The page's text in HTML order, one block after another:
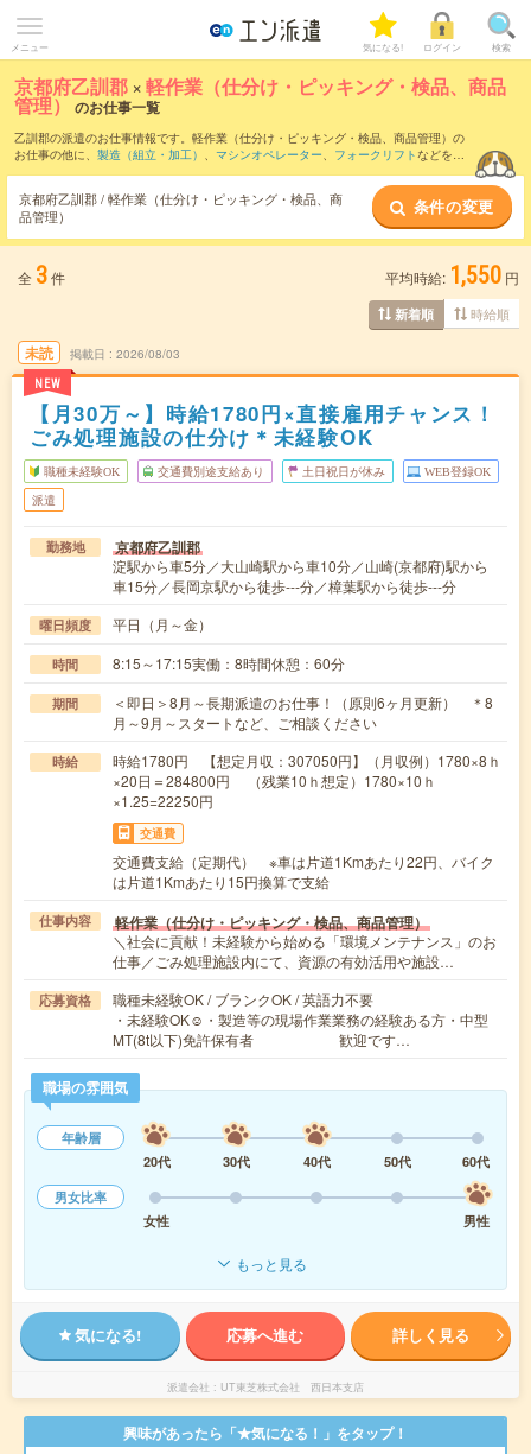
メニュー 気になる! ログイン 検索
京都府乙訓郡 ×軽作業（仕分け・ピッキング・検品、商品
管理） のお仕事一覧
乙訓郡の派遣のお仕事情報です。軽作業（仕分け・ピッキング・検品、商品管理）の
お仕事の他に、 製造（組立・加工） 、 マシンオペレーター、 フォークリフトなどを取
軽作業（仕分け・ピッキング・検品、商品
管理）のお仕事とは？とは？
京都府乙訓郡 / 軽作業（仕分け・ピッキング・検品、商
品管理）
条件の変更
全 3件 平均時給: 1,550 円
新着順 時給順
未読
NEW
掲載日 2026/08/03
【月30万～】時給1780円×直接雇用チャンス！
ごみ処理施設の仕分け＊未経験OK
職種未経験OK 交通費別途支給あり 土日祝日が休み WEB登録OK
派遣
勤務地 京都府乙訓郡
淀駅から車5分／大山崎駅から車10分／山崎(京都府)駅から
車15分／長岡京駅から徒歩---分／樟葉駅から徒歩---分
曜日頻度 平日（月～金）
時間 8:15～17:15実働：8時間休憩：60分
期間
＜即日＞8月～長期派遣のお仕事！（原則6ヶ月更新） ＊8
月～9月～スタートなど、ご相談ください
時給
時給1780円 【想定月収：307050円】（月収例）1780×8ｈ
×20日＝284800円 （残業10ｈ想定）1780×10ｈ
×1.25=22250円
交通費
交通費支給（定期代） ※車は片道1Kmあたり22円、バイク
は片道1Kmあたり15円換算で支給
仕事内容 軽作業（仕分け・ピッキング・検品、商品管理）
＼社会に貢献！未経験から始める「環境メンテナンス」のお
仕事／ごみ処理施設内にて、資源の有効活用や施設…
応募資格
職種未経験OK / ブランクOK / 英語力不要
・未経験OK☺・製造等の現場作業業務の経験ある方・中型
MT(8t以下)免許保有者 歓迎です…
職場の雰囲気
年齢層
20代
30代 40代 50代
60代
男女比率
女性
男性
もっと見る
気になる! 応募へ進む 詳しく見る
派遣会社 UT東芝株式会社 西日本支店
興味があったら「★気になる！」をタップ！